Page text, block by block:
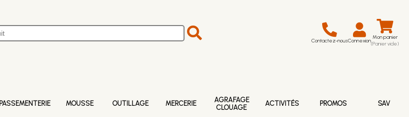
Contactez-nousConnexion Mon panier
(Panier vide)
PASSEMENTERIE MOUSSE OUTILLAGE MERCERIE
AGRAFAGE
CLOUAGE
ACTIVITÉS PROMOS SAV